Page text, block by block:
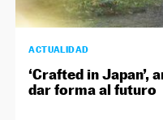
ACTUALIDAD
‘Crafted in
dar forma al futuro